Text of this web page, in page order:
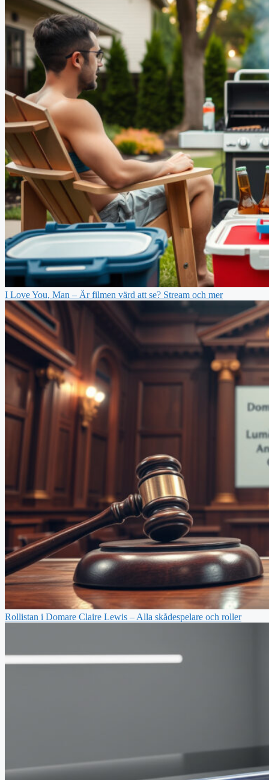
I Love You, Man – Är filmen värd att se? Stream och mer
Rollistan i Domare Claire Lewis – Alla skådespelare och roller